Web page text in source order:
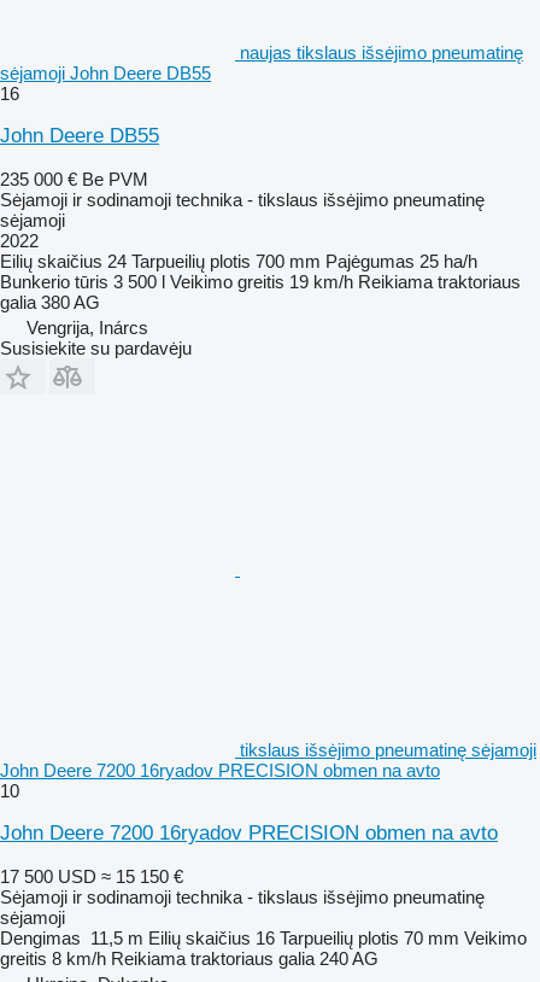
naujas tikslaus išsėjimo pneumatinę
sėjamoji John Deere DB55
16
John Deere DB55
235 000 € Be PVM
Sėjamoji ir sodinamoji technika - tikslaus išsėjimo pneumatinę
sėjamoji
2022
Eilių skaičius 24 Tarpueilių plotis 700 mm Pajėgumas 25 ha/h
Bunkerio tūris 3 500 l Veikimo greitis 19 km/h Reikiama traktoriaus
galia 380 AG
Vengrija, Inárcs
Susisiekite su pardavėju
tikslaus išsėjimo pneumatinę sėjamoji
John Deere 7200 16ryadov PRECISION obmen na avto
10
John Deere 7200 16ryadov PRECISION obmen na avto
17 500 USD ≈ 15 150 €
Sėjamoji ir sodinamoji technika - tikslaus išsėjimo pneumatinę
sėjamoji
Dengimas 11,5 m Eilių skaičius 16 Tarpueilių plotis 70 mm Veikimo
greitis 8 km/h Reikiama traktoriaus galia 240 AG